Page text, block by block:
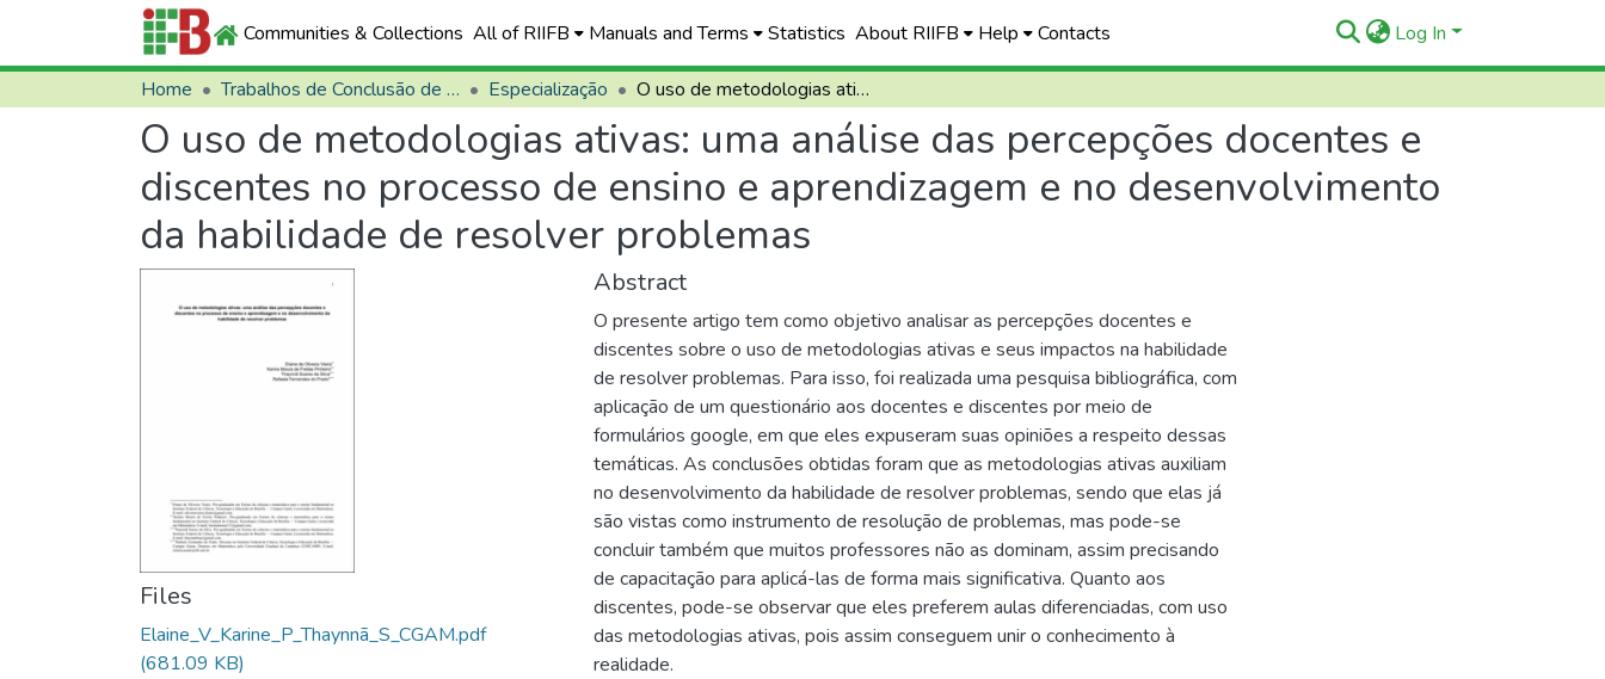
Communities & Collections All of RIIFB Manuals and Terms Statistics About RIIFB Help Contacts Log In
Home Trabalhos de Conclusão de Curso (TCCs) Especialização O uso de metodologias ativas: uma análise das percepções docentes e discentes no processo de ensino e aprendizagem e no desenvolvimento da habilidade de resolver problemas
O uso de metodologias ativas: uma análise das percepções docentes e
discentes no processo de ensino e aprendizagem e no desenvolvimento
da habilidade de resolver problemas
Files
Elaine_V_Karine_P_Thaynnã_S_CGAM.pdf
(681.09 KB)
Abstract
O presente artigo tem como objetivo analisar as percepções docentes e
discentes sobre o uso de metodologias ativas e seus impactos na habilidade
de resolver problemas. Para isso, foi realizada uma pesquisa bibliográfica, com
aplicação de um questionário aos docentes e discentes por meio de
formulários google, em que eles expuseram suas opiniões a respeito dessas
temáticas. As conclusões obtidas foram que as metodologias ativas auxiliam
no desenvolvimento da habilidade de resolver problemas, sendo que elas já
são vistas como instrumento de resolução de problemas, mas pode-se
concluir também que muitos professores não as dominam, assim precisando
de capacitação para aplicá-las de forma mais significativa. Quanto aos
discentes, pode-se observar que eles preferem aulas diferenciadas, com uso
das metodologias ativas, pois assim conseguem unir o conhecimento à
realidade.